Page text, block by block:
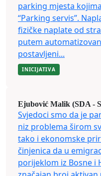
parking mjesta
“Parking servis”.
fizičke naplate od
putem
postavljeni...
INICIJATIVA
Ejubović Malik (SDA -
Svjedoci smo da je
niz problema širom
tako i ekonomske
činjenica da u
porijeklom iz Bosne i